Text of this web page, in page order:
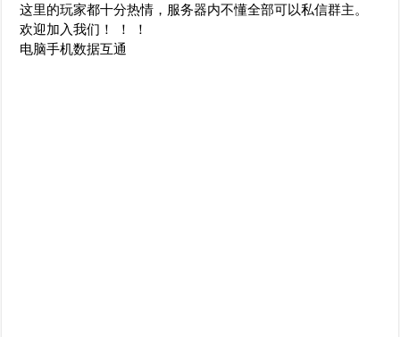
这里的玩家都十分热情，服务器内不懂全部可以私信群主。
欢迎加入我们！ ！ ！
电脑手机数据互通